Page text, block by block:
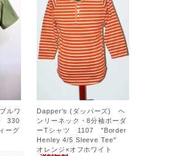
ルワ
330
ーグ
Dapper's (ダッパーズ) ヘ
ンリーネック・8分袖ボーダ
ーTシャツ 1107 "Border
Henley 4/5 Sleeve Tee"
オレンジ×オフホワイト